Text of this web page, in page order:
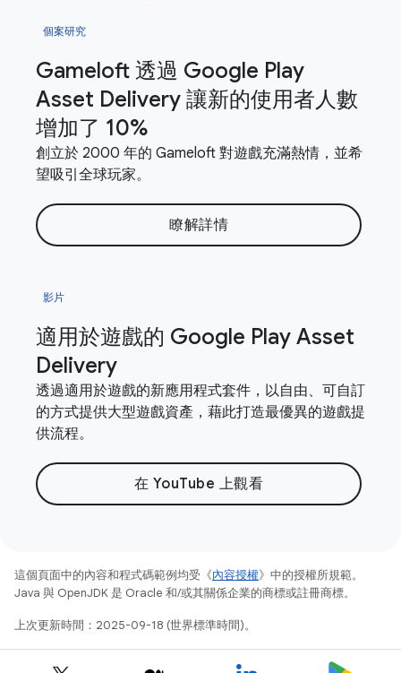
個案研究
Gameloft 透過 Google Play
Asset Delivery 讓新的使用者人數
增加了 10%
創立於 2000 年的 Gameloft 對遊戲充滿熱情，並希
望吸引全球玩家。
瞭解詳情
影片
適用於遊戲的 Google Play Asset
Delivery
透過適用於遊戲的新應用程式套件，以自由、可自訂
的方式提供大型遊戲資產，藉此打造最優異的遊戲提
供流程。
在 YouTube 上觀看
這個頁面中的內容和程式碼範例均受《內容授權》中的授權所規範。
Java 與 OpenJDK 是 Oracle 和/或其關係企業的商標或註冊商標。
上次更新時間：2025-09-18 (世界標準時間)。